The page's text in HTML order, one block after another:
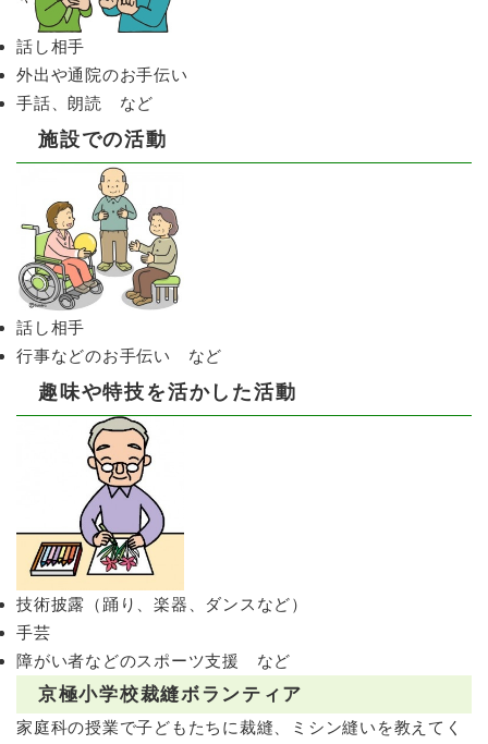
話し相手
外出や通院のお手伝い
手話、朗読 など
施設での活動
話し相手
行事などのお手伝い など
趣味や特技を活かした活動
技術披露（踊り、楽器、ダンスなど）
手芸
障がい者などのスポーツ支援 など
京極小学校裁縫ボランティア
家庭科の授業で子どもたちに裁縫、ミシン縫いを教えてく